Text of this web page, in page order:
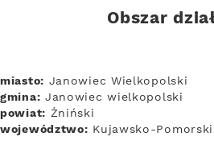
Obszar
miasto: Janowiec Wielkopolski
gmina: Janowiec wielkopolski
powiat: Żniński
województwo: Kujawsko-